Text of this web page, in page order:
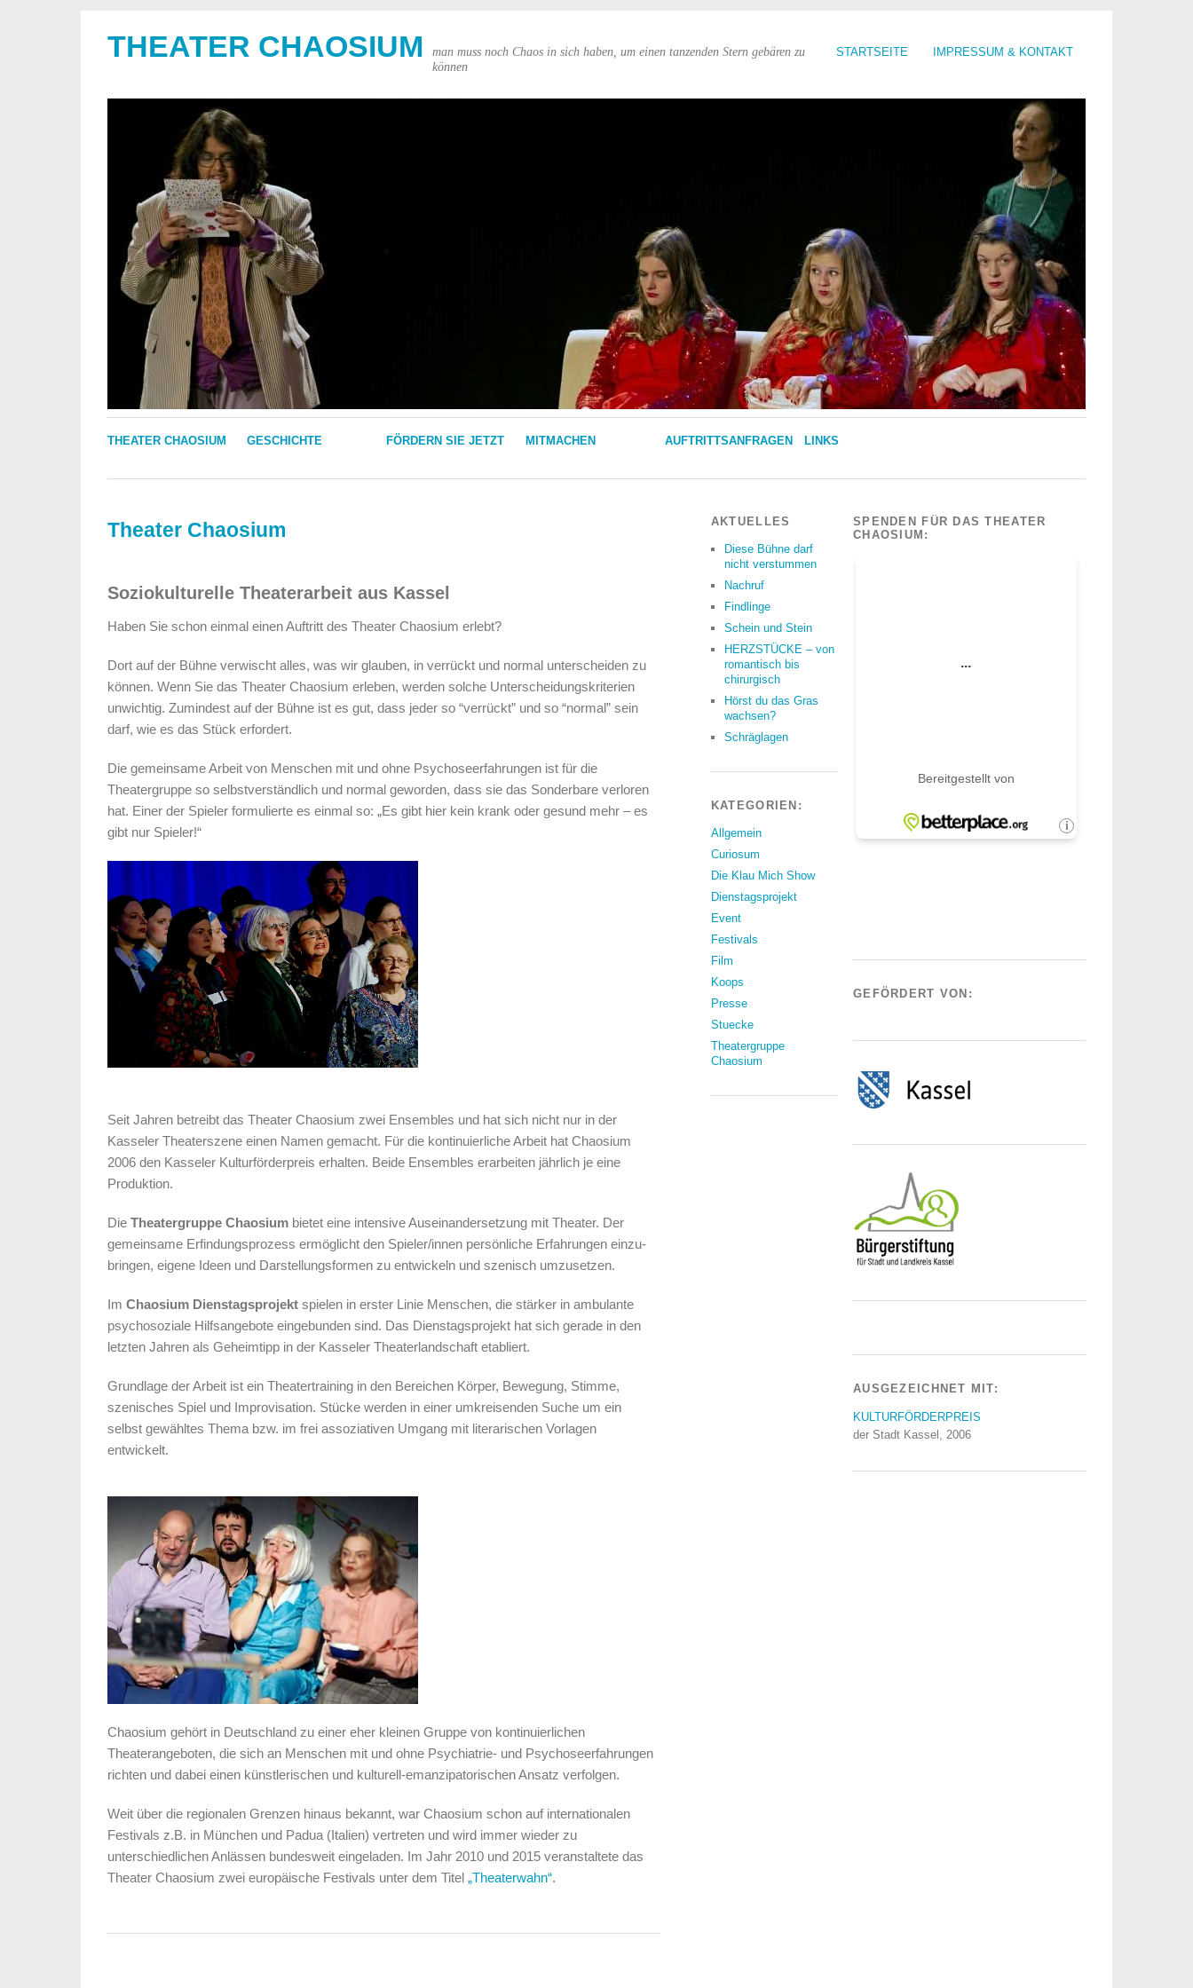
STARTSEITE IMPRESSUM & KONTAKT
THEATER CHAOSIUM
man muss noch Chaos in sich haben, um einen tanzenden Stern gebären zu
können
THEATER CHAOSIUM GESCHICHTE FÖRDERN SIE JETZT MITMACHEN AUFTRITTSANFRAGEN LINKS
Theater Chaosium
Soziokulturelle Theaterarbeit aus Kassel
Haben Sie schon einmal einen Auftritt des Theater Chaosium erlebt?
Dort auf der Bühne verwischt alles, was wir glauben, in verrückt und normal unterscheiden zu
können. Wenn Sie das Theater Chaosium erleben, werden solche Unterscheidungs­kriterien
unwichtig. Zumindest auf der Bühne ist es gut, dass jeder so “verrückt” und so “normal” sein
darf, wie es das Stück erfordert.
Die gemeinsame Arbeit von Menschen mit und ohne Psychoseerfahrungen ist für die
Theatergruppe so selbstverständlich und normal geworden, dass sie das Sonderbare verloren
hat. Einer der Spieler formulierte es einmal so: „Es gibt hier kein krank oder gesund mehr – es
gibt nur Spieler!“
Seit Jahren betreibt das Theater Chaosium zwei Ensembles und hat sich nicht nur in der
Kasseler Theaterszene einen Namen gemacht. Für die kontinuierliche Arbeit hat Chaosium
2006 den Kasseler Kulturförderpreis erhalten. Beide Ensembles erarbeiten jährlich je eine
Produktion.
Die Theatergruppe Chaosium bietet eine intensive Auseinandersetzung mit Theater. Der
gemeinsame Erfindungsprozess ermöglicht den Spieler/innen persönliche Erfahrungen einzu­
bringen, eigene Ideen und Darstellungs­formen zu entwickeln und szenisch umzusetzen.
Im Chaosium Dienstagsprojekt spielen in erster Linie Menschen, die stärker in ambulante
psychosoziale Hilfsangebote eingebunden sind. Das Dienstagsprojekt hat sich gerade in den
letzten Jahren als Geheimtipp in der Kasseler Theaterlandschaft etabliert.
Grundlage der Arbeit ist ein Theatertraining in den Bereichen Körper, Bewegung, Stimme,
szenisches Spiel und Improvisation. Stücke werden in einer umkreisenden Suche um ein
selbst gewähltes Thema bzw. im frei assoziativen Umgang mit literarischen Vorlagen
entwickelt.
Chaosium gehört in Deutschland zu einer eher kleinen Gruppe von kontinuierlichen
Theaterangeboten, die sich an Menschen mit und ohne Psychiatrie- und Psychose­erfahrungen
richten und dabei einen künstlerischen und kulturell-emanzipatorischen Ansatz verfolgen.
Weit über die regionalen Grenzen hinaus bekannt, war Chaosium schon auf internationalen
Festivals z.B. in München und Padua (Italien) vertreten und wird immer wieder zu
unterschiedlichen Anlässen bundesweit eingeladen. Im Jahr 2010 und 2015 veranstaltete das
Theater Chaosium zwei europäische Festivals unter dem Titel „Theaterwahn“.
AKTUELLES
Diese Bühne darf
nicht verstummen
Nachruf
Findlinge
Schein und Stein
HERZSTÜCKE – von
romantisch bis
chirurgisch
Hörst du das Gras
wachsen?
Schräglagen
KATEGORIEN:
Allgemein
Curiosum
Die Klau Mich Show
Dienstagsprojekt
Event
Festivals
Film
Koops
Presse
Stuecke
Theatergruppe
Chaosium
SPENDEN FÜR DAS THEATER
CHAOSIUM:
GEFÖRDERT VON:
AUSGEZEICHNET MIT:
KULTURFÖRDERPREIS
der Stadt Kassel, 2006